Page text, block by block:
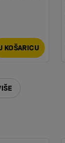
KOŠARICU